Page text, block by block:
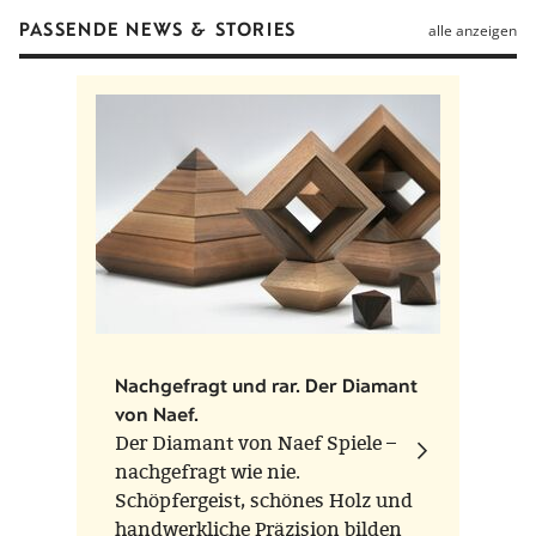
PASSENDE NEWS & STORIES alle anzeigen
Nachgefragt und rar. Der Diamant
von Naef.
Der Diamant von Naef Spiele –
nachgefragt wie nie.
Schöpfergeist, schönes Holz und
handwerkliche Präzision bilden